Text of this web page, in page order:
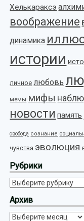
Хелькараксэ
воображение
динамика
истории
личное любовь
мемы мифы
новости память
свобода сознание
чувства эволюция
Рубрики
Рубрики
Архив
Архив